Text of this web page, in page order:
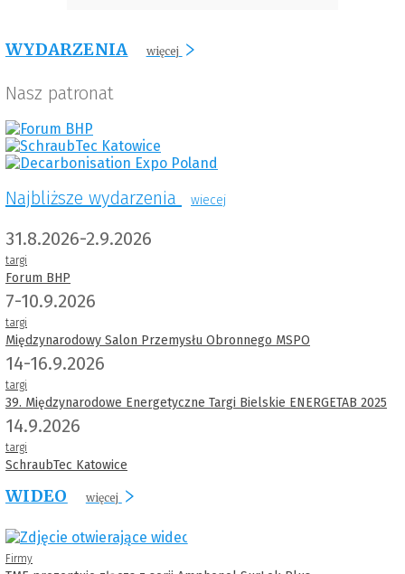
WYDARZENIA więcej
Nasz patronat
Najbliższe wydarzenia wiecej
31.8.2026-2.9.2026
targi
Forum BHP
7-10.9.2026
targi
Międzynarodowy Salon Przemysłu Obronnego MSPO
14-16.9.2026
targi
39. Międzynarodowe Energetyczne Targi Bielskie ENERGETAB 2025
14.9.2026
targi
SchraubTec Katowice
WIDEO więcej
Firmy